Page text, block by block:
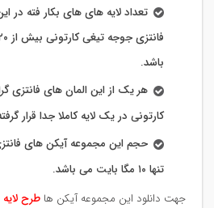
تعداد لایه های های بکار فته در
باشد.
هر یک از این المان های فانتزی
کارتونی در یک لایه کاملا جدا قرار
حجم این مجموعه آیکن های
تنها ۱۰ مگا بایت می باشد.
جهت دانلود این مجموعه آیکن ها طرح لایه